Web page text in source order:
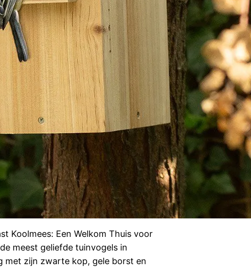
Koolmees: Een Welkom Thuis voor
meest geliefde tuinvogels in
met zijn zwarte kop, gele borst en